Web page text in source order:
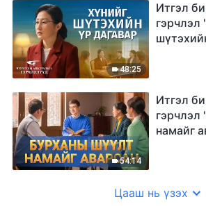
48:25
Итгэл
гэрчлэл
54:14
Итгэл
гэрчлэл
намайг
Цааш нь үзэх